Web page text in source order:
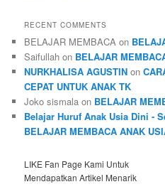
RECENT COMMENTS
BELAJAR MEMBACA on
Saifullah on BELAJAR
NURKHALISA AGUSTIN on
CEPAT UNTUK ANAK TK
Joko sismala on BELAJAR
Belajar Huruf Anak Usia Dini -
BELAJAR MEMBACA ANAK
LIKE Fan Page Kami Untuk
Mendapatkan Artikel Menarik